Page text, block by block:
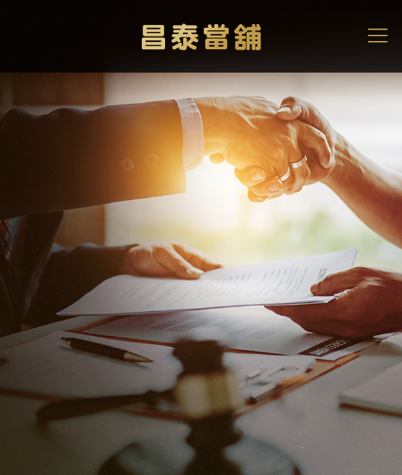
手機貸款懶人包
3大手機借款平台額度/利
率/條件/優缺點，通通報你
知！
高雄當舖 iphone收購
手機貸款懶人包｜3大手機借款平台額
度/利率/條件/優缺點，通通報你知！